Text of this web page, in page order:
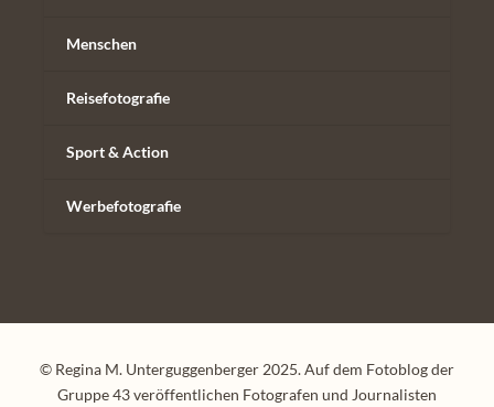
Menschen
Reisefotografie
Sport & Action
Werbefotografie
© Regina M. Unterguggenberger 2025. Auf dem Fotoblog der
Gruppe 43 veröffentlichen Fotografen und Journalisten